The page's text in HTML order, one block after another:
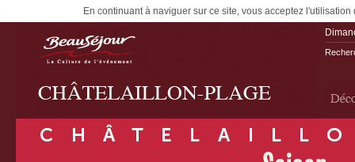
En continuant à naviguer sur ce site, vous acceptez